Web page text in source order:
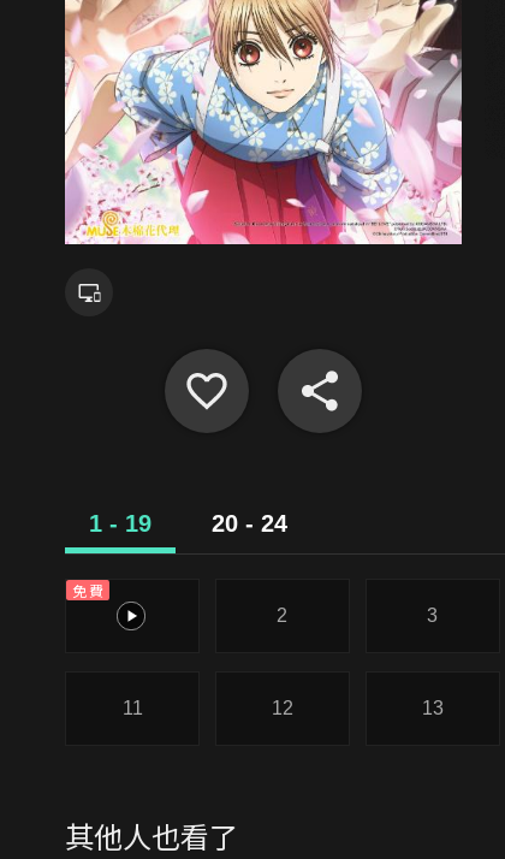
1 - 19 20 - 24
免費
1
2 3
11 12 13
其他人也看了